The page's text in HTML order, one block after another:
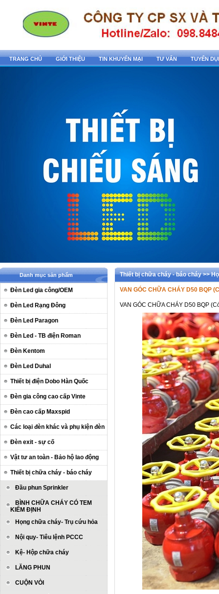
TRANG CHỦ GIỚI THIỆU TIN KHUYẾN MẠI TƯ VẤN TUYỂN
Danh mục sản phẩm
Đèn Led gia công/OEM
Đèn Led Rạng Đông
Đèn Led Paragon
Đèn Led - TB điện Roman
Đèn Kentom
Đèn Led Duhal
Thiết bị điện Dobo Hàn Quốc
Đèn gia công cao cấp Vinte
Đèn cao cấp Maxspid
Các loại đèn khác và phụ kiện đèn
Đèn exit - sự cố
Vật tư an toàn - Bảo hộ lao động
Thiết bị chữa cháy - báo cháy
Đầu phun Sprinkler
BÌNH CHỮA CHÁY CÓ TEM
KIỂM ĐỊNH
Họng chữa cháy- Trụ cứu hỏa
Nội quy- Tiêu lệnh PCCC
Kệ- Hộp chữa cháy
LĂNG PHUN
CUỘN VÒI
Thiết bị chữa cháy - báo cháy >>
VAN GÓC CHỮA CHÁY D50 BQP
VAN GÓC CHỮA CHÁY D50 BQP